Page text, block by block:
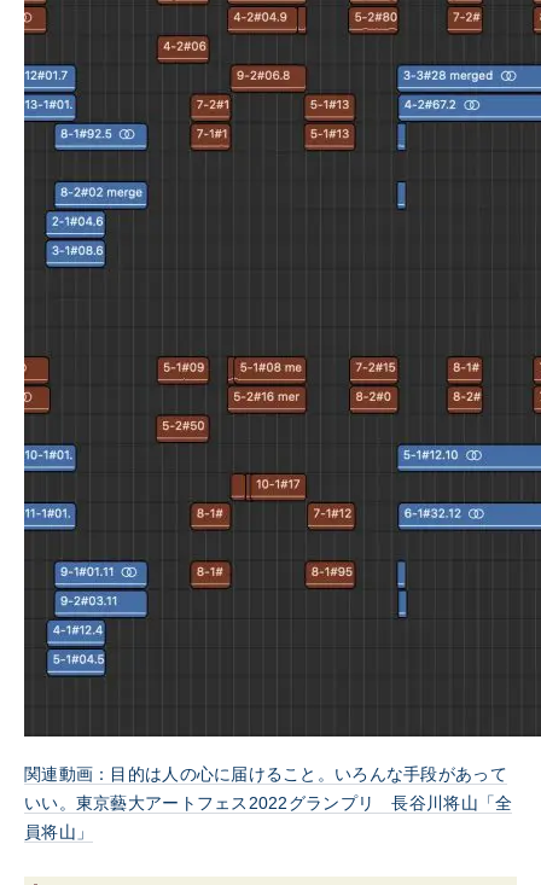
関連動画：目的は人の心に届けること。いろんな手段があって
いい。東京藝大アートフェス2022グランプリ 長谷川将山「全
員将山」